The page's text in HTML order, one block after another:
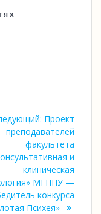
Следующая
запись:
Проект
преподавателей
факультета
и
клиническая
МГППУ —
конкурса
Психея»